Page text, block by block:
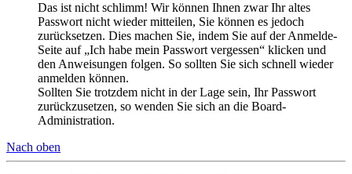
Das ist nicht schlimm! Wir können Ihnen zwar Ihr altes
Passwort nicht wieder mitteilen, Sie können es jedoch
zurücksetzen. Dies machen Sie, indem Sie auf der Anmelde-
Seite auf „Ich habe mein Passwort vergessen“ klicken und
den Anweisungen folgen. So sollten Sie sich schnell wieder
anmelden können.
Sollten Sie trotzdem nicht in der Lage sein, Ihr Passwort
zurückzusetzen, so wenden Sie sich an die Board-
Administration.
Nach oben